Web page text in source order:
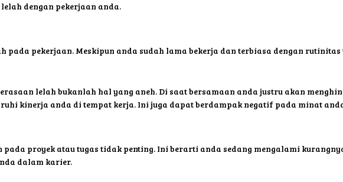
dengan pekerjaan anda.
pekerjaan. Meskipun anda sudah lama bekerja dan terbiasa dengan rutinitas
lelah bukanlah hal yang aneh. Di saat bersamaan anda justru akan
kinerja anda di tempat kerja. Ini juga dapat berdampak negatif pada minat
proyek atau tugas tidak penting. Ini berarti anda sedang mengalami
dalam karier.